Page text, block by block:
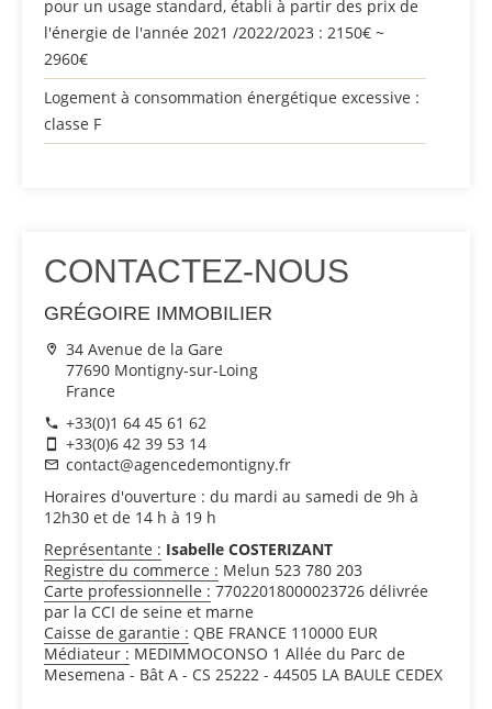
pour un usage standard, établi à partir des prix de
l'énergie de l'année 2021 /2022/2023 : 2150€ ~
2960€
Logement à consommation énergétique excessive :
classe F
CONTACTEZ-NOUS
GRÉGOIRE IMMOBILIER
34 Avenue de la Gare
77690 Montigny-sur-Loing
France
+33(0)1 64 45 61 62
+33(0)6 42 39 53 14
contact@agencedemontigny.fr
Horaires d'ouverture : du mardi au samedi de 9h à
12h30 et de 14 h à 19 h
Représentante : Isabelle COSTERIZANT
Registre du commerce : Melun 523 780 203
Carte professionnelle : 77022018000023726 délivrée
par la CCI de seine et marne
Caisse de garantie : QBE FRANCE 110000 EUR
Médiateur : MEDIMMOCONSO 1 Allée du Parc de
Mesemena - Bât A - CS 25222 - 44505 LA BAULE CEDEX